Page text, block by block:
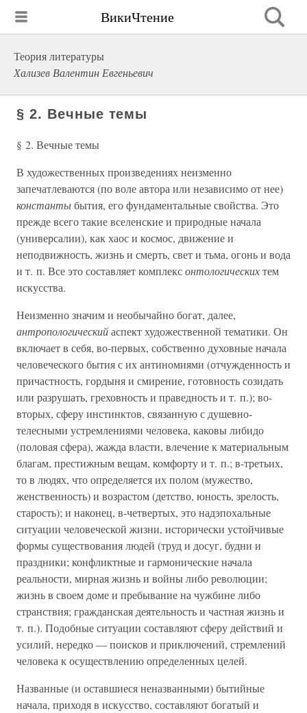
ВикиЧтение
Теория литературы
Хализев Валентин Евгеньевич
§ 2. Вечные темы
§ 2. Вечные темы
В художественных произведениях неизменно
запечатлеваются (по воле автора или независимо от нее)
константыбытия, его фундаментальные свойства. Это
прежде всего такие вселенские и природные начала
(универсалии), как хаос и космос, движение и
неподвижность, жизнь и смерть, свет и тьма, огонь и вода
и т. п. Все это составляет комплексонтологическихтем
искусства.
Неизменно значим и необычайно богат, далее,
антропологическийаспект художественной тематики. Он
включает в себя, во-первых, собственно духовные начала
человеческого бытия с их антиномиями (отчужденность и
причастность, гордыня и смирение, готовность созидать
или разрушать, греховность и праведность и т. п.); во-
вторых, сферу инстинктов, связанную с душевно-
телесными устремлениями человека, каковы либидо
(половая сфера), жажда власти, влечение к материальным
благам, престижным вещам, комфорту и т. п.; в-третьих,
то в людях, что определяется их полом (мужество,
женственность) и возрастом (детство, юность, зрелость,
старость); и наконец, в-четвертых, это надэпохальные
ситуации человеческой жизни, исторически устойчивые
формы существования людей (труд и досуг, будни и
праздники; конфликтные и гармонические начала
реальности, мирная жизнь и войны либо революции;
жизнь в своем доме и пребывание на чужбине либо
странствия; гражданская деятельность и частная жизнь и
т. п.). Подобные ситуации составляют сферу действий и
усилий, нередко — поисков и приключений, стремлений
человека к осуществлению определенных целей.
Названные (и оставшиеся неназванными) бытийные
начала, приходя в искусство, составляют богатый и